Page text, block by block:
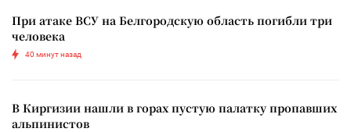
При атаке ВСУ на Белгородскую область погибли три
человека
40 минут назад
В Киргизии нашли в горах пустую палатку пропавших
альпинистов